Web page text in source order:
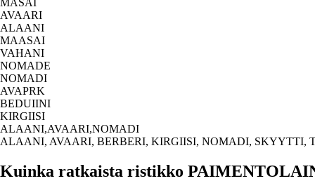
AVAARI
ALAANI
MAASAI
VAHANI
NOMADE
NOMADI
AVAPRK
BEDUIINI
KIRGIISI
ALAANI,AVAARI,NOMADI
ALAANI, AVAARI, BERBERI, KIRGIISI, NOMADI, SKYYTTI,
Kuinka ratkaista ristikko